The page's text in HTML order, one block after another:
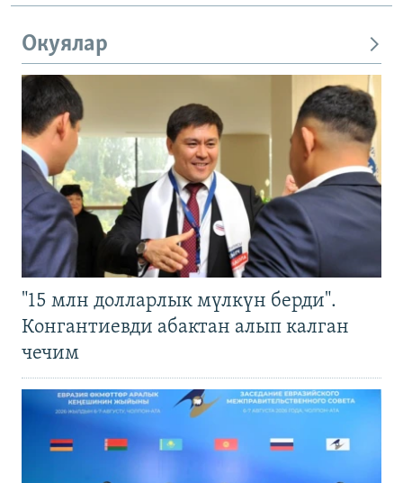
Окуялар
"15 млн долларлык мүлкүн берди".
Конгантиевди абактан алып калган
чечим